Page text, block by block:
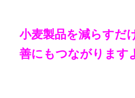
小麦製品を減らすだ
善にもつながります